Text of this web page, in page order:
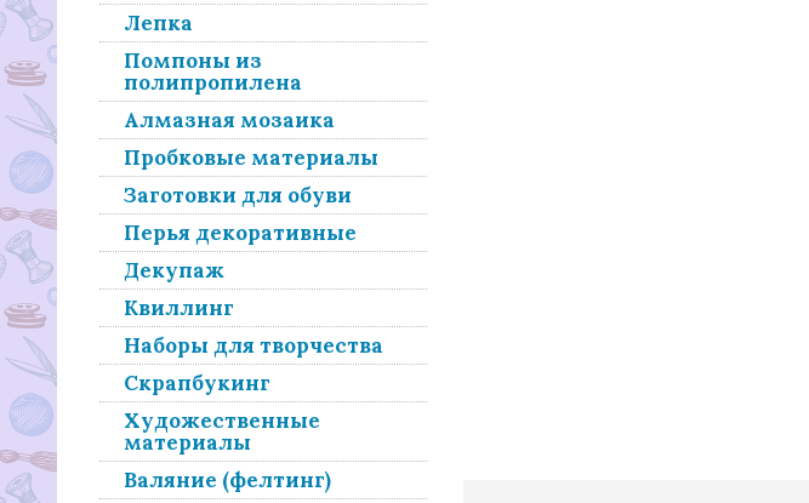
Лепка
Помпоны из
полипропилена
Алмазная мозаика
Пробковые материалы
Заготовки для обуви
Перья декоративные
Декупаж
Квиллинг
Наборы для творчества
Скрапбукинг
Художественные
материалы
Валяние (фелтинг)